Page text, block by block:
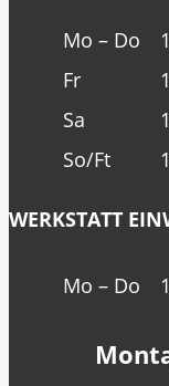
Mo – Do
Fr
Sa
So/Ft
WERKSTATT
Mo – Do